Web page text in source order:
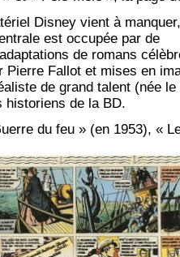
Disney vient à
est occupée par de
de romans
Pierre Fallot et mises en
de grand talent (née
historiens de la BD.
du feu » (en 1953), «